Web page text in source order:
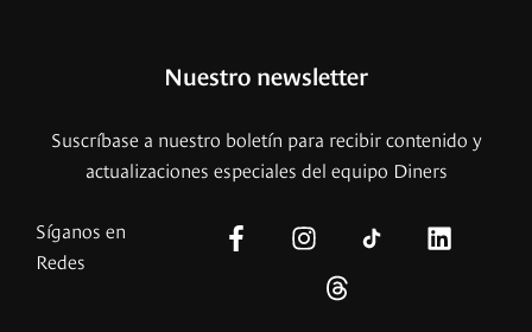
Nuestro newsletter
Suscríbase a nuestro boletín para recibir contenido y
actualizaciones especiales del equipo Diners
Síganos en
Redes